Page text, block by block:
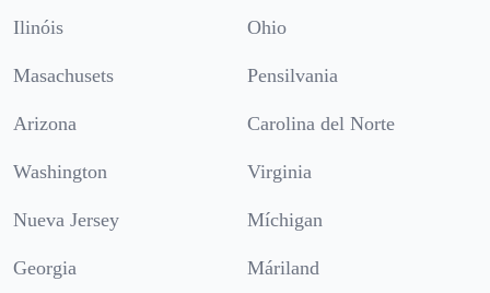
Ilinóis Ohio
Masachusets Pensilvania
Arizona Carolina del Norte
Washington Virginia
Nueva Jersey Míchigan
Georgia Máriland